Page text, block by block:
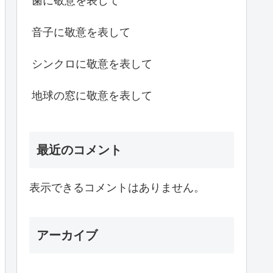
音子に敬意を表して
シンクロに敬意を表して
地球の窓に敬意を表して
最近のコメント
表示できるコメントはありません。
アーカイブ